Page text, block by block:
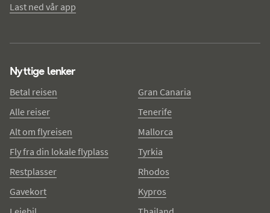
Last ned vår app
Nyttige lenker
Betal reisen
Alle reiser
Alt om flyreisen
Fly fra din lokale flyplass
Restplasser
Gavekort
Gran Canaria
Tenerife
Mallorca
Tyrkia
Rhodos
Kypros